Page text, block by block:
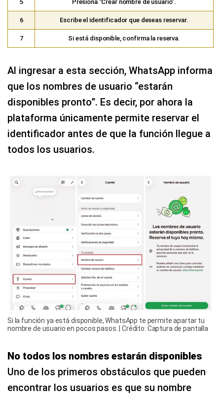
5 Presiona “Crear nombre de usuario”.
6 Escribe el identificador que deseas reservar.
7 Si está disponible, confirma la reserva.
Al ingresar a esta sección, WhatsApp informa
que los nombres de usuario “estarán
disponibles pronto”. Es decir, por ahora la
plataforma únicamente permite reservar el
identificador antes de que la función llegue a
todos los usuarios.
Si la función ya está disponible, WhatsApp te permite apartar tu
nombre de usuario en pocos pasos. | Crédito: Captura de pantalla
No todos los nombres estarán disponibles
Uno de los primeros obstáculos que pueden
encontrar los usuarios es que su nombre